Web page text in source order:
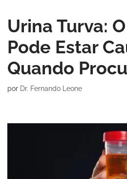
Urina Turva:
Pode Estar
Quando
por Dr. Fernando Leone